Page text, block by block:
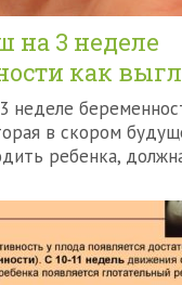
3 неделе
как
неделе
в скором
ребенка,